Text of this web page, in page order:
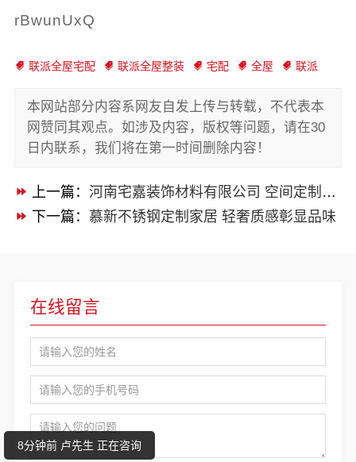
rBwunUxQ
联派全屋宅配 联派全屋整装 宅配 全屋 联派
本网站部分内容系网友自发上传与转载，不代表本
网赞同其观点。如涉及内容，版权等问题，请在30
日内联系，我们将在第一时间删除内容！
上一篇： 河南宅嘉装饰材料有限公司 空间定制专家品牌
下一篇： 慕新不锈钢定制家居 轻奢质感彰显品味
在线留言
1分钟前 段女士 正在咨询
8分钟前 韩先生 正在咨询
4分钟前 段先生 正在咨询
8分钟前 卢先生 正在咨询